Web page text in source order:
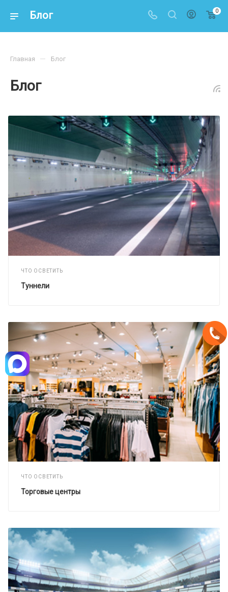
Блог 0
Блог
Главная — Блог
ЧТО ОСВЕТИТЬ
Туннели
ЧТО ОСВЕТИТЬ
Торговые центры